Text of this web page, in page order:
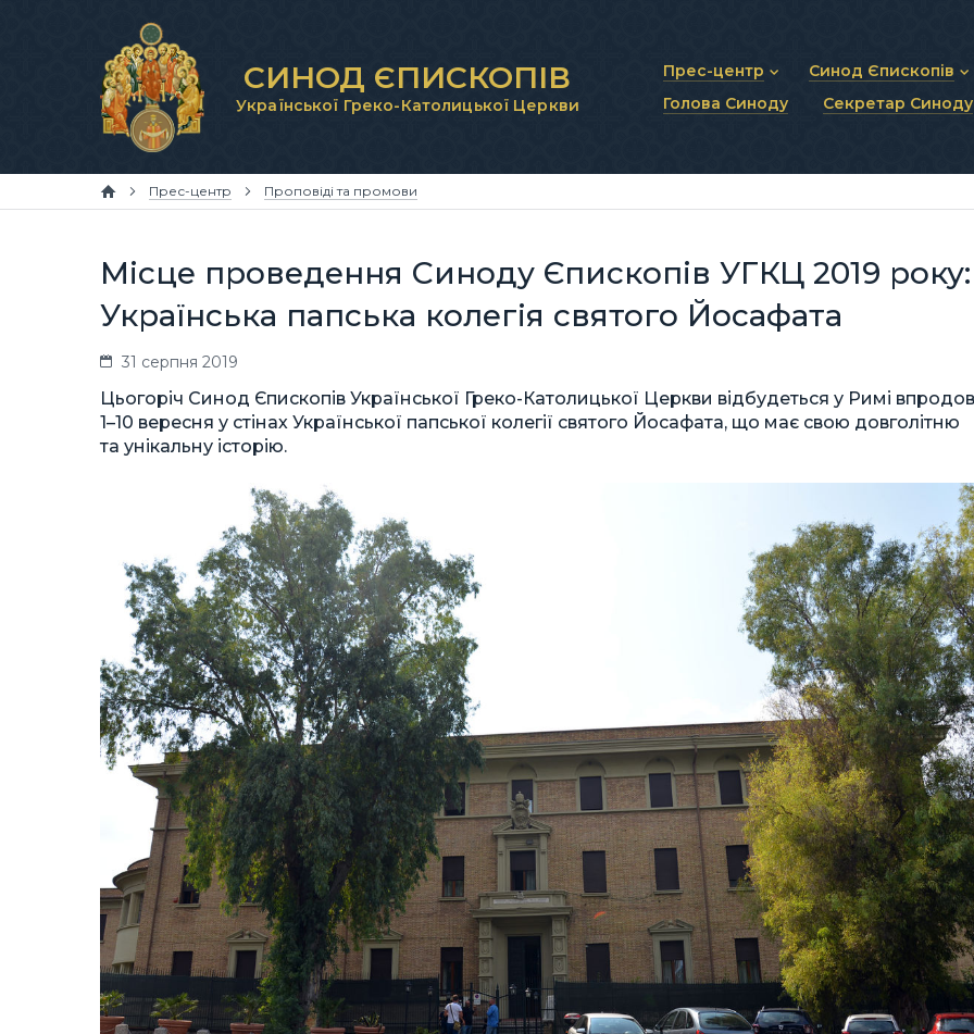
СИНОД ЄПИСКОПІВ
Української Греко-Католицької Церкви
Прес-центр
Новини та анонси
Синод Єпископів
Статут Синоду
Синодальні органи
Голова Синоду Секретар Синоду
Прес-центр Проповіді та промови
Місце проведення Синоду Єпископів УГКЦ 2019 року:
Українська папська колегія святого Йосафата
31 серпня 2019
Цьогоріч Синод Єпископів Української Греко-Католицької Церкви відбудеться у Римі
1–10 вересня у стінах Української папської колегії святого Йосафата, що має свою довголітню
та унікальну історію.